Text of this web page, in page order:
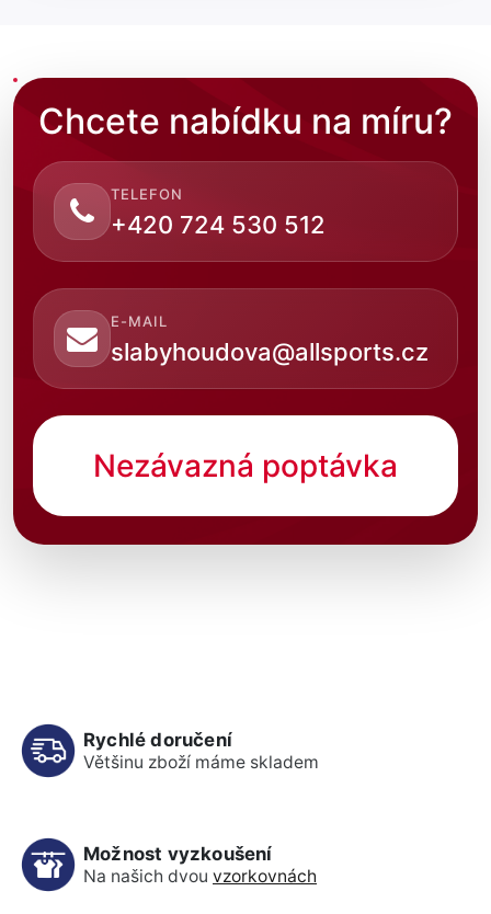
Chcete nabídku na míru?
TELEFON
+420 724 530 512
E-MAIL
slabyhoudova@allsports.cz
Nezávazná poptávka
Rychlé doručení
Většinu zboží máme skladem
Možnost vyzkoušení
Na našich dvou vzorkovnách